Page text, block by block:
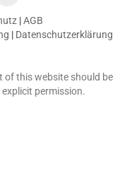
|AGB
| Datenschutzerklärung
of this website should be
permission.